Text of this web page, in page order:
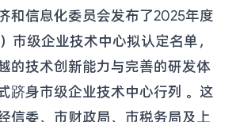
和信息化委员会发布了2025年度
市级企业技术中心拟认定名单，
的技术创新能力与完善的研发体
跻身市级企业技术中心行列 。这
信委、市财政局、市税务局及上